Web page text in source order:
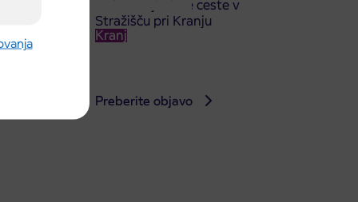
dela Škofjeloške ceste v
Stražišču pri Kranju
Kranj
Preberite objavo